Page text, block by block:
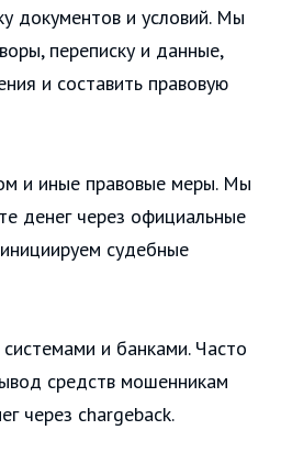
документов и условий. Мы
переписку и данные,
и составить правовую
и иные правовые меры. Мы
денег через официальные
судебные
и банками. Часто
средств мошенникам
через chargeback.